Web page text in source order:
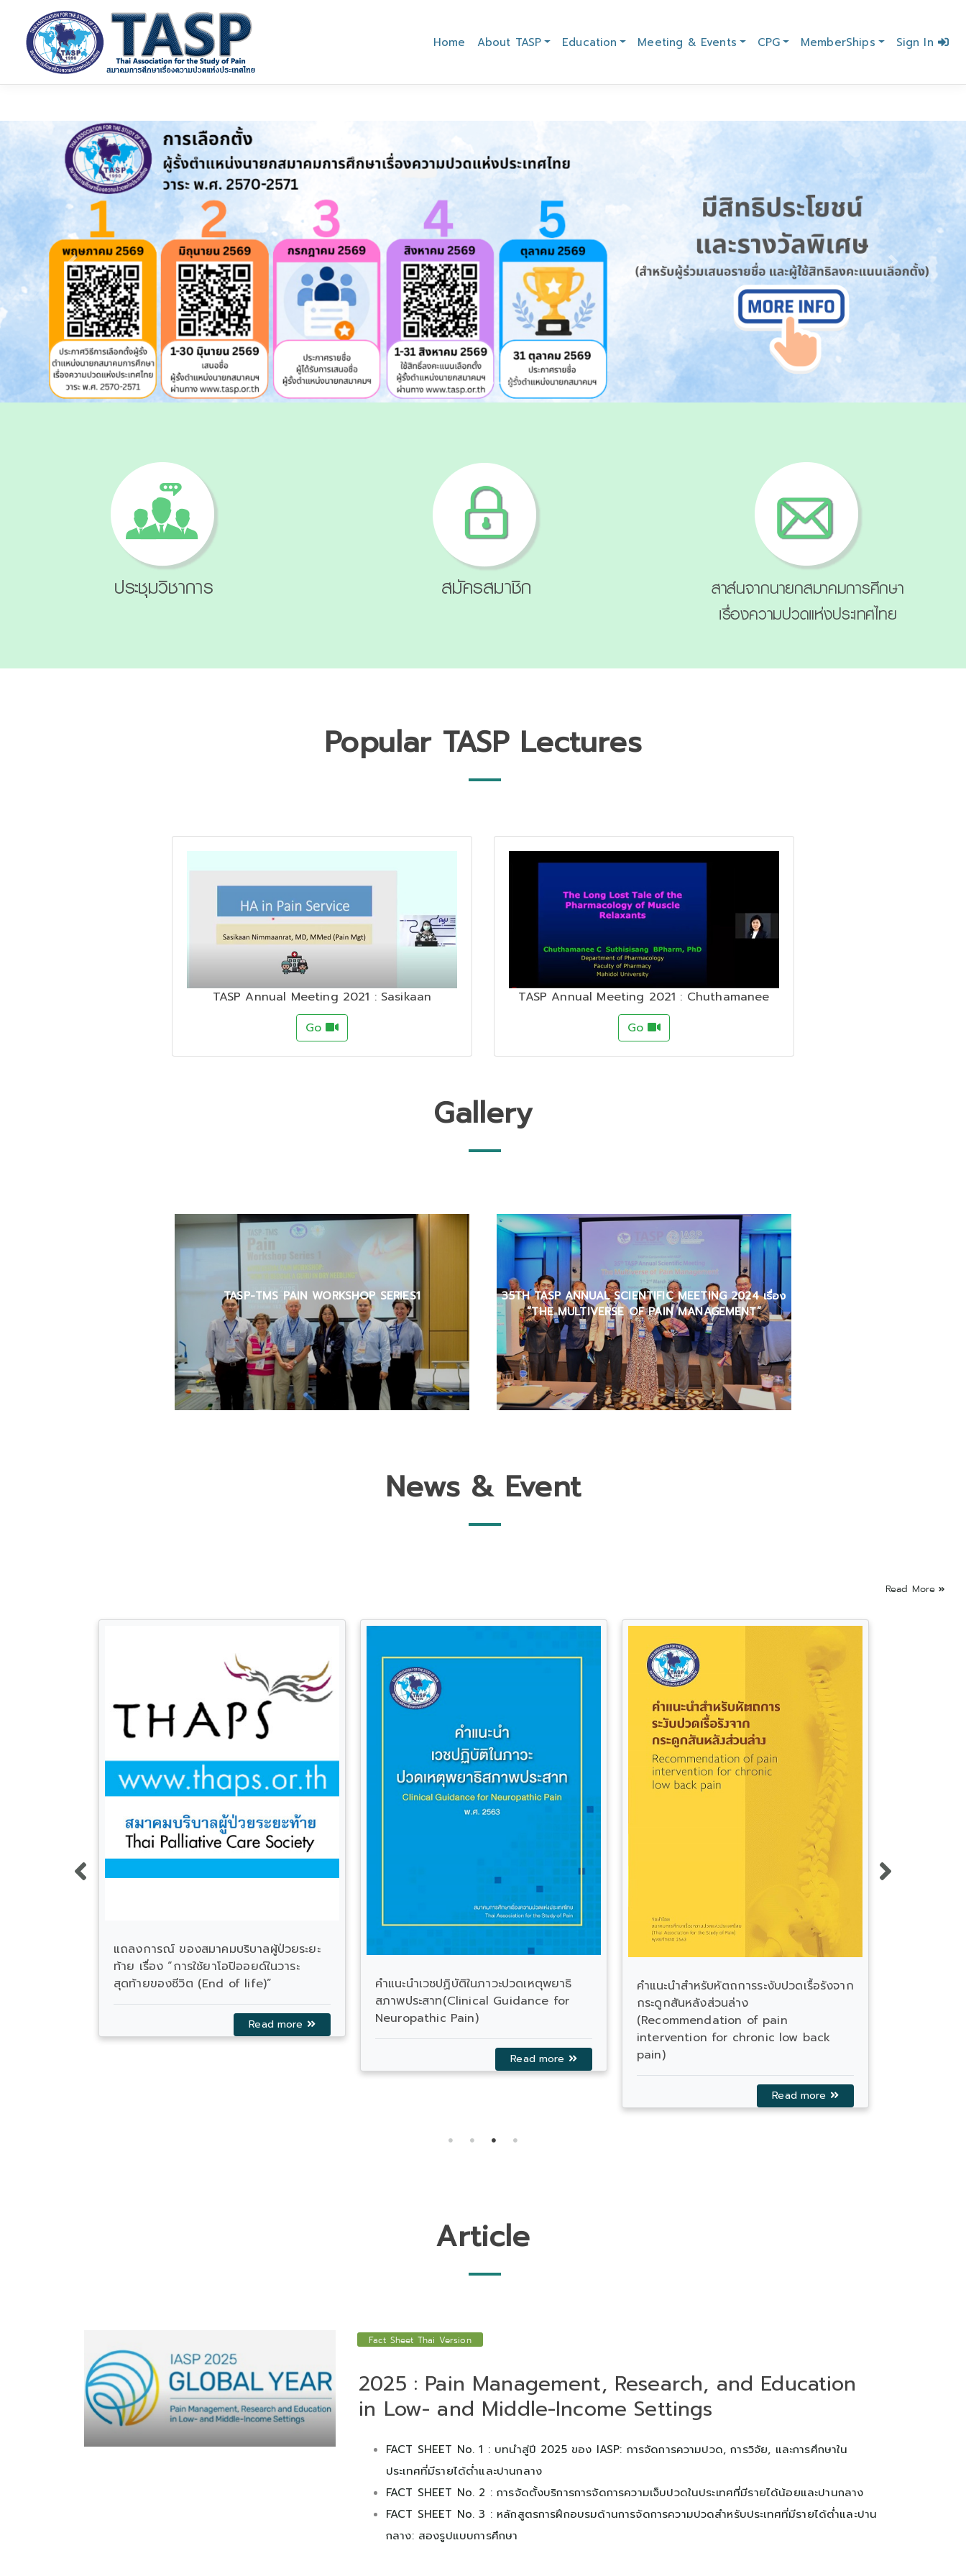
Home About TASP Education Meeting & Events CPG MemberShips Sign In
Previous Next
Popular TASP Lectures
TASP Annual Meeting 2021 : Sasikaan
Go
TASP Annual Meeting 2021 : Chuthamanee
Go
Gallery
TASP-TMS PAIN WORKSHOP SERIES1
35TH TASP ANNUAL SCIENTIFIC MEETING 2024 เรื่อง
“THE MULTIVERSE OF PAIN MANAGEMENT”
News & Event
แถลงการณ์ ของสมาคมบริบาลผู้ป่วยระยะ
ท้าย เรื่อง “การใช้ยาโอปิออยด์ในวาระ
สุดท้ายของชีวิต (End of life)”
Read more
คำแนะนำเวชปฏิบัติในภาวะปวดเหตุพยาธิ
สภาพประสาท(Clinical Guidance for
Neuropathic Pain)
Read more
คำแนะนำสำหรับหัตถการระงับปวดเรื้อรังจาก
กระดูกสันหลังส่วนล่าง
(Recommendation of pain
intervention for chronic low back
pain)
Read more
Read More
Article
Fact Sheet Thai Version
2025 : Pain Management, Research, and Education
in Low- and Middle-Income Settings
FACT SHEET No. 1 : บทนําสู่ปี 2025 ของ IASP: การจัดการความปวด, การวิจัย, และการศึกษาใน
ประเทศที่มีรายได้ตํ่าและปานกลาง
FACT SHEET No. 2 : การจัดตั้งบริการการจัดการความเจ็บปวดในประเทศที่มีรายได้น้อยและปานกลาง
FACT SHEET No. 3 : หลักสูตรการฝึกอบรมด้านการจัดการความปวดสำหรับประเทศที่มีรายได้ต่ำและปาน
กลาง: สองรูปแบบการศึกษา